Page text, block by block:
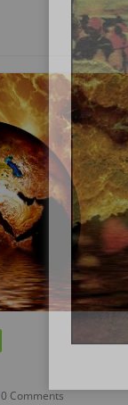
0 Comments